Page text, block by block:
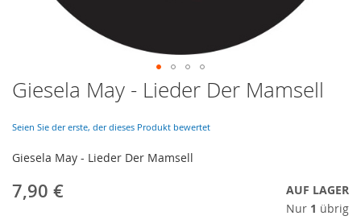
Skip
to
beginning
of
the
images
gallery
Giesela May - Lieder Der Mamsell
Seien Sie der erste, der dieses Produkt bewertet
Giesela May - Lieder Der Mamsell
7,90 €
AUF LAGER
Nur 1 übrig